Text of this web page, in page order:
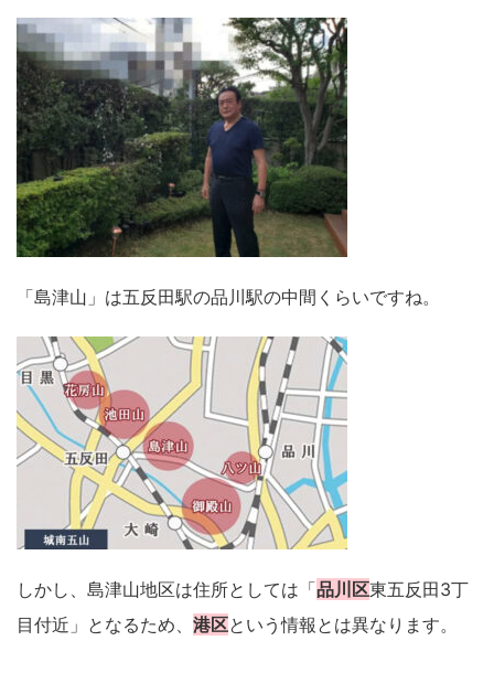
「島津山」は五反田駅の品川駅の中間くらいですね。
しかし、島津山地区は住所としては「品川区東五反田3丁
目付近」となるため、 港区という情報とは異なります。